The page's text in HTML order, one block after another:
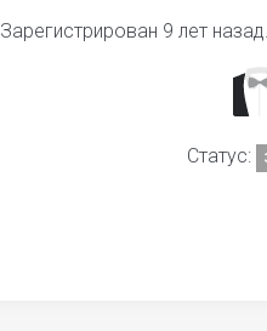
Зарегистрирован 9 лет назад
Статус: